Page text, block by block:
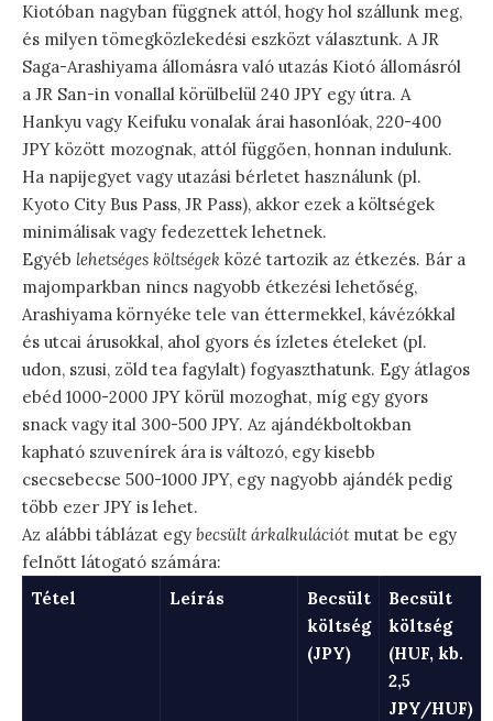
Kiotóban nagyban függnek attól, hogy hol szállunk meg,
és milyen tömegközlekedési eszközt választunk. A JR
Saga-Arashiyama állomásra való utazás Kiotó állomásról
a JR San-in vonallal körülbelül 240 JPY egy útra. A
Hankyu vagy Keifuku vonalak árai hasonlóak, 220-400
JPY között mozognak, attól függően, honnan indulunk.
Ha napijegyet vagy utazási bérletet használunk (pl.
Kyoto City Bus Pass, JR Pass), akkor ezek a költségek
minimálisak vagy fedezettek lehetnek.
Egyéb lehetséges költségek közé tartozik az étkezés. Bár a
majomparkban nincs nagyobb étkezési lehetőség,
Arashiyama környéke tele van éttermekkel, kávézókkal
és utcai árusokkal, ahol gyors és ízletes ételeket (pl.
udon, szusi, zöld tea fagylalt) fogyaszthatunk. Egy átlagos
ebéd 1000-2000 JPY körül mozoghat, míg egy gyors
snack vagy ital 300-500 JPY. Az ajándékboltokban
kapható szuvenírek ára is változó, egy kisebb
csecsebecse 500-1000 JPY, egy nagyobb ajándék pedig
több ezer JPY is lehet.
Az alábbi táblázat egy becsült árkalkulációtmutat be egy
felnőtt látogató számára:
Tétel
Leírás
Becsült
költség
(JPY)
Becsült
költség
(HUF, kb.
2,5
JPY/HUF)